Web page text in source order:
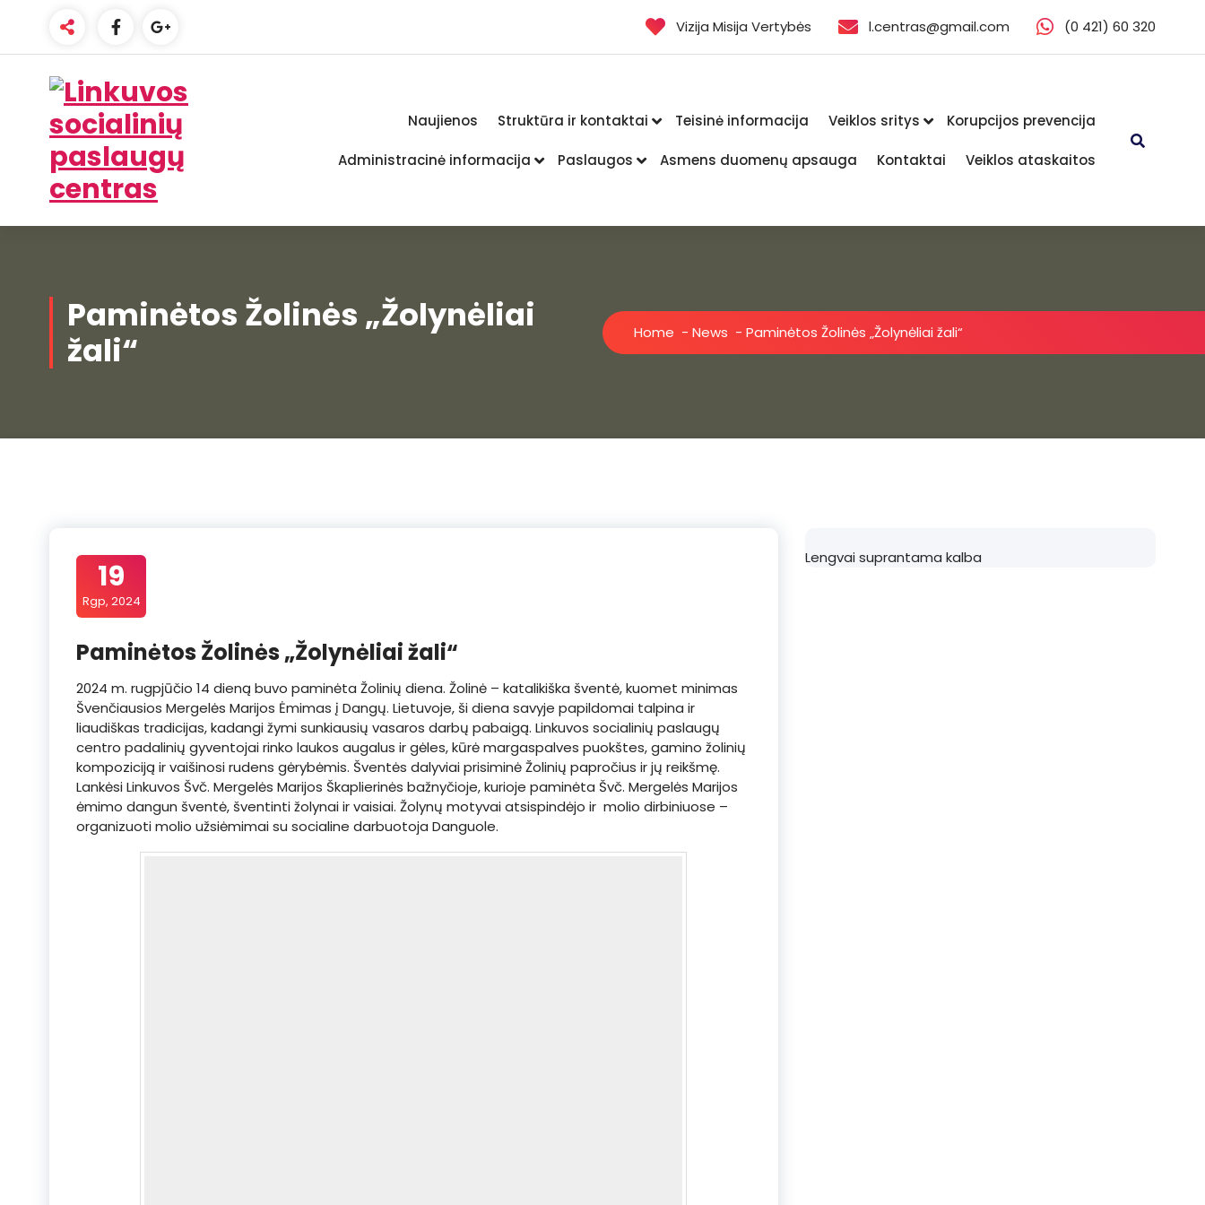
Vizija Misija Vertybės l.centras@gmail.com (0 421) 60 320
Naujienos Struktūra ir kontaktai Teisinė informacija Veiklos sritys Korupcijos prevencija
Administracinė informacija Paslaugos Asmens duomenų apsauga Kontaktai Veiklos ataskaitos
Paminėtos Žolinės „Žolynėliai
žali“
Home - News - Paminėtos Žolinės „Žolynėliai žali“
19
Rgp, 2024
Paminėtos Žolinės „Žolynėliai žali“
2024 m. rugpjūčio 14 dieną buvo paminėta Žolinių diena. Žolinė – katalikiška šventė, kuomet minimas
Švenčiausios Mergelės Marijos Ėmimas į Dangų. Lietuvoje, ši diena savyje papildomai talpina ir
liaudiškas tradicijas, kadangi žymi sunkiausių vasaros darbų pabaigą. Linkuvos socialinių paslaugų
centro padalinių gyventojai rinko laukos augalus ir gėles, kūrė margaspalves puokštes, gamino žolinių
kompoziciją ir vaišinosi rudens gėrybėmis. Šventės dalyviai prisiminė Žolinių papročius ir jų reikšmę.
Lankėsi Linkuvos Švč. Mergelės Marijos Škaplierinės bažnyčioje, kurioje paminėta Švč. Mergelės Marijos
ėmimo dangun šventė, šventinti žolynai ir vaisiai. Žolynų motyvai atsispindėjo ir molio dirbiniuose –
organizuoti molio užsiėmimai su socialine darbuotoja Danguole.
Lengvai suprantama kalba